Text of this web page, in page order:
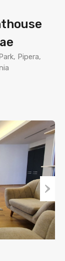
Pipera,
Next